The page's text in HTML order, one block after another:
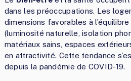
dans les préoccupations. Les
dimensions favorables à
(luminosité naturelle, isolation
matériaux sains, espaces
en attractivité. Cette tendance
depuis la pandémie de COVID-19.